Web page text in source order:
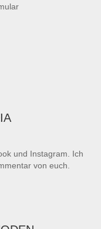
und Instagram. Ich
von euch.